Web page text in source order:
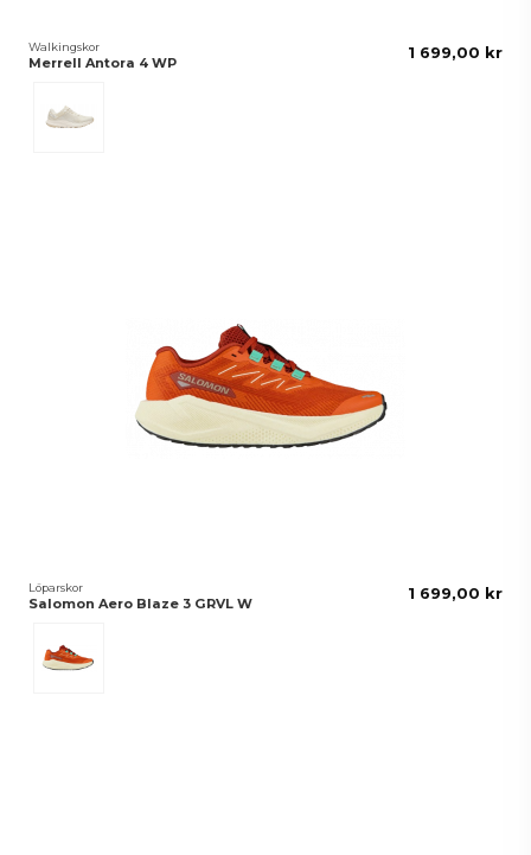
Walkingskor
Merrell Antora 4 WP
1 699,00 kr
Löparskor
Salomon Aero Blaze 3 GRVL W
1 699,00 kr